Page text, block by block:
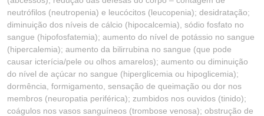
neutrófilos (neutropenia) e leucócitos (leucopenia); desidratação;
diminuição dos níveis de cálcio (hipocalcemia), sódio fosfato no
sangue (hipofosfatemia); aumento do nível de potássio no sangue
(hipercalemia); aumento da bilirrubina no sangue (que pode
causar icterícia/pele ou olhos amarelos); aumento ou diminuição
do nível de açúcar no sangue (hiperglicemia ou hipoglicemia);
dormência, formigamento, sensação de queimação ou dor nos
membros (neuropatia periférica); zumbidos nos ouvidos (tinido);
coágulos nos vasos sanguíneos (trombose venosa); obstrução de